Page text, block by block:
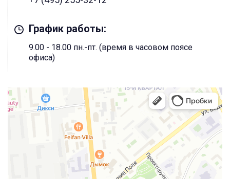
График работы:
9.00 - 18.00 пн.-пт. (время в часовом поясе
офиса)